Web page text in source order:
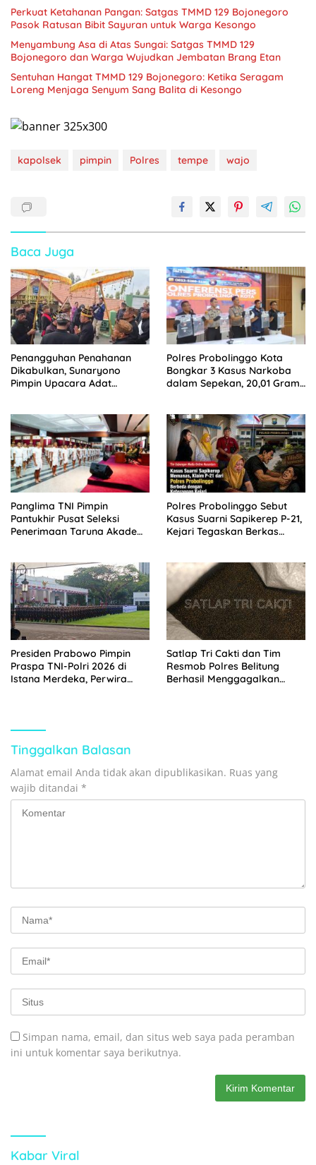
Perkuat Ketahanan Pangan: Satgas TMMD 129 Bojonegoro
Pasok Ratusan Bibit Sayuran untuk Warga Kesongo
Menyambung Asa di Atas Sungai: Satgas TMMD 129
Bojonegoro dan Warga Wujudkan Jembatan Brang Etan
Sentuhan Hangat TMMD 129 Bojonegoro: Ketika Seragam
Loreng Menjaga Senyum Sang Balita di Kesongo
kapolsek pimpin Polres tempe wajo
Baca Juga
Penangguhan Penahanan
Dikabulkan, Sunaryono
Pimpin Upacara Adat
Polres Probolinggo Kota
Bongkar 3 Kasus Narkoba
dalam Sepekan, 20,01 Gram
Panglima TNI Pimpin
Pantukhir Pusat Seleksi
Penerimaan Taruna Akademi
Polres Probolinggo Sebut
Kasus Suarni Sapikerep P-21,
Kejari Tegaskan Berkas
Presiden Prabowo Pimpin
Praspa TNI-Polri 2026 di
Istana Merdeka, Perwira
Satlap Tri Cakti dan Tim
Resmob Polres Belitung
Berhasil Menggagalkan
Tinggalkan Balasan
Alamat email Anda tidak akan dipublikasikan. Ruas yang
wajib ditandai *
Simpan nama, email, dan situs web saya pada peramban
ini untuk komentar saya berikutnya.
Kabar Viral